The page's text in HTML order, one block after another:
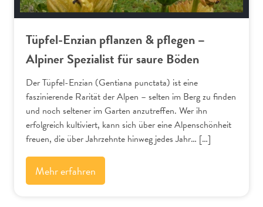
Tüpfel-Enzian pflanzen & pflegen –
Alpiner Spezialist für saure Böden
Der Tüpfel-Enzian (Gentiana punctata) ist eine
faszinierende Rarität der Alpen – selten im Berg zu finden
und noch seltener im Garten anzutreffen. Wer ihn
erfolgreich kultiviert, kann sich über eine Alpenschönheit
freuen, die über Jahrzehnte hinweg jedes Jahr… […]
Mehr erfahren